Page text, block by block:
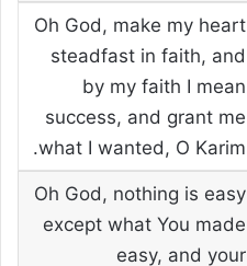
Oh God, make my heart
steadfast in faith, and
by my faith I mean
success, and grant me
what I wanted, O Karim.
Oh God, nothing is easy
except what You made
easy, and your